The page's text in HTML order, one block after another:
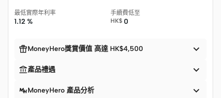
最低實際年利率
1.12 %
手續費低至
HK$ 0
MoneyHero獎賞價值 高達 HK$4,500 
產品禮遇 
MoneyHero 產品分析 